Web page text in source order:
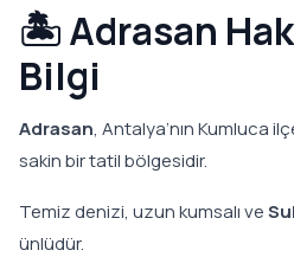
🏝️ Adrasan
Bilgi
Adrasan, Antalya’nın Kumluca
sakin bir tatil bölgesidir.
Temiz denizi, uzun kumsalı ve
ünlüdür.